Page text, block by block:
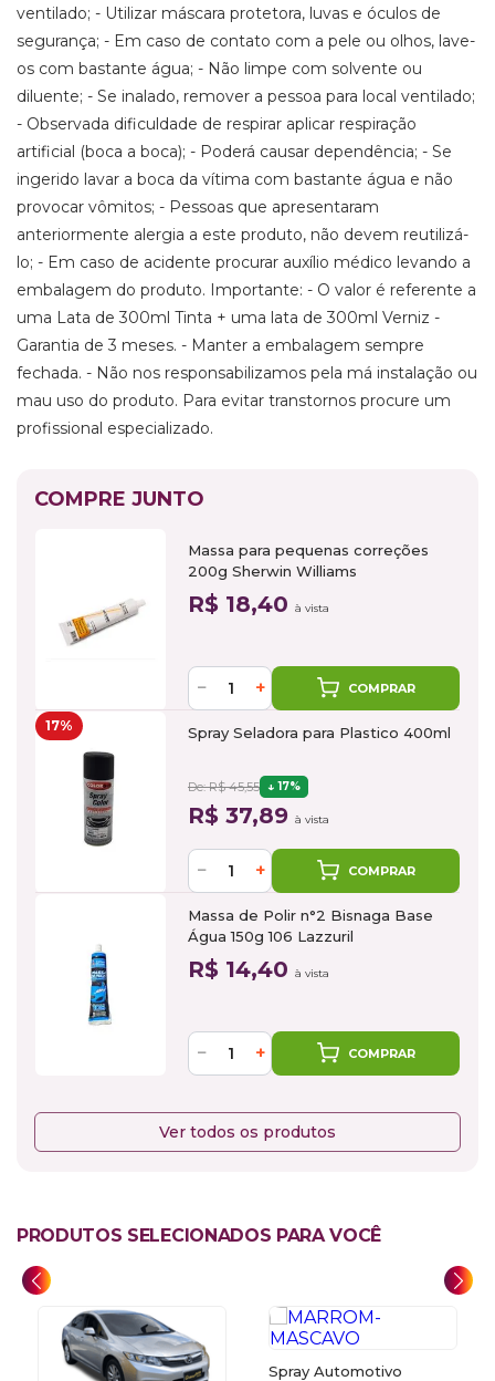
ventilado; - Utilizar máscara protetora, luvas e óculos de
segurança; - Em caso de contato com a pele ou olhos, lave-
os com bastante água; - Não limpe com solvente ou
diluente; - Se inalado, remover a pessoa para local ventilado;
- Observada dificuldade de respirar aplicar respiração
artificial (boca a boca); - Poderá causar dependência; - Se
ingerido lavar a boca da vítima com bastante água e não
provocar vômitos; - Pessoas que apresentaram
anteriormente alergia a este produto, não devem reutilizá-
lo; - Em caso de acidente procurar auxílio médico levando a
embalagem do produto. Importante: - O valor é referente a
uma Lata de 300ml Tinta + uma lata de 300ml Verniz -
Garantia de 3 meses. - Manter a embalagem sempre
fechada. - Não nos responsabilizamos pela má instalação ou
mau uso do produto. Para evitar transtornos procure um
profissional especializado.
COMPRE JUNTO
Massa para pequenas correções
200g Sherwin Williams
R$ 18,40 à vista
− + COMPRAR
17% Spray Seladora para Plastico 400ml
De: R$ 45,55 17%
R$ 37,89 à vista
− + COMPRAR
Massa de Polir n°2 Bisnaga Base
Água 150g 106 Lazzuril
R$ 14,40 à vista
− + COMPRAR
Ver todos os produtos
PRODUTOS SELECIONADOS PARA VOCÊ
Spray Automotivo